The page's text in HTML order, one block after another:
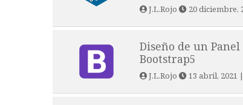
J.L.Rojo 20 diciembre,
Diseño de un
Bootstrap5
J.L.Rojo 13 abril, 2021